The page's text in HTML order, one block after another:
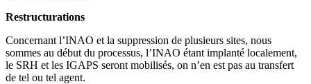
Restructurations
Concernant l’INAO et la suppression de plusieurs sites, nous
sommes au début du processus, l’INAO étant implanté localement,
le SRH et les IGAPS seront mobilisés, on n’en est pas au transfert
de tel ou tel agent.